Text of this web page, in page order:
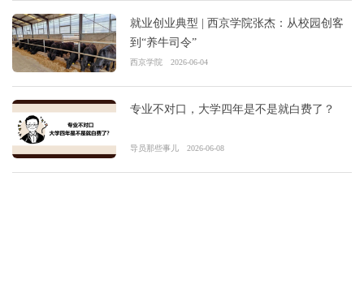
就业创业典型 | 西京学院张杰：从校园创客
到“养牛司令”
西京学院 2026-06-04
专业不对口，大学四年是不是就白费了？
导员那些事儿 2026-06-08